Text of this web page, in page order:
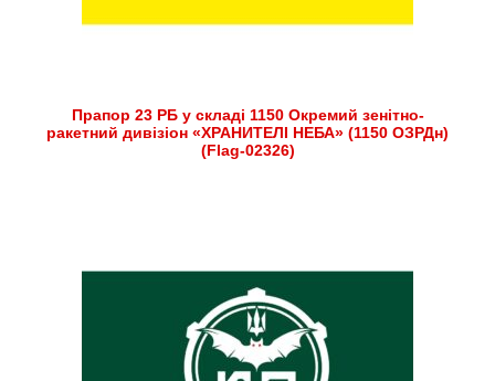
Прапор 23 РБ у складі 1150 Окремий зенітно-
ракетний дивізіон «ХРАНИТЕЛІ НЕБА» (1150 ОЗРДн)
(Flag-02326)